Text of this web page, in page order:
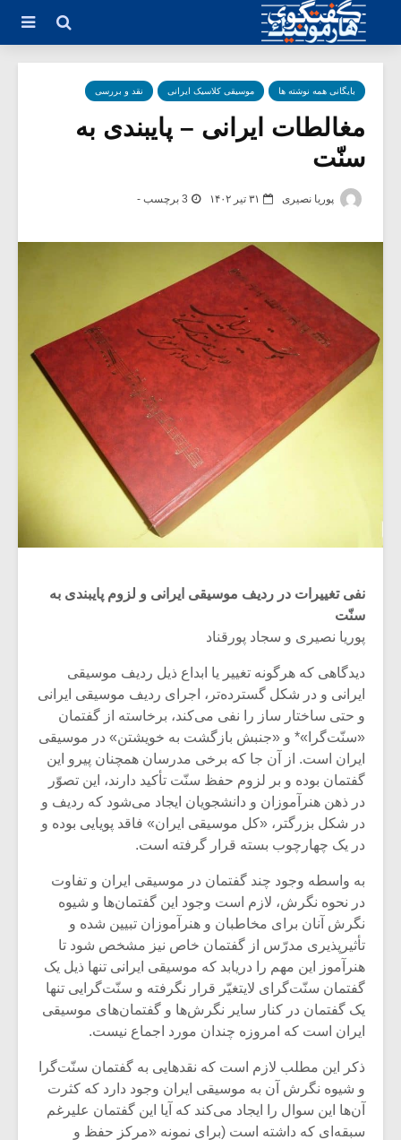
بایگانی همه نوشته ها موسیقی کلاسیک ایرانی نقد و بررسی
مغالطات ایرانی – پایبندی به
سنّت
پوریا نصیری ۳۱ تیر ۱۴۰۲ 3 برچسب -
نفی تغییرات در ردیف موسیقی ایرانی و لزوم پایبندی به
سنّت
پوریا نصیری و سجاد پورقناد
دیدگاهی که هرگونه تغییر یا ابداع ذیل ردیف موسیقی
ایرانی و در شکل گسترده‌تر، اجرای ردیف موسیقی ایرانی
و حتی ساختار ساز را نفی می‌کند، برخاسته از گفتمان
«سنّت‌گرا»* و «جنبش بازگشت به خویشتن» در موسیقی
ایران است. از آن جا که برخی مدرسان همچنان پیرو این
گفتمان بوده و بر لزوم حفظ سنّت تأکید دارند، این تصوّر
در ذهن هنرآموزان و دانشجویان ایجاد می‌شود که ردیف و
در شکل بزرگتر، «کل موسیقی ایران» فاقد پویایی بوده و
در یک چهارچوب بسته قرار گرفته است.
به واسطه وجود چند گفتمان در موسیقی ایران و تفاوت
در نحوه نگرش، لازم است وجود این گفتمان‌ها و شیوه
نگرش آنان برای مخاطبان و هنرآموزان تبیین شده و
تأثیرپذیری مدرّس از گفتمان خاص نیز مشخص شود تا
هنرآموز این مهم را دریابد که موسیقی ایرانی تنها ذیل یک
گفتمان سنّت‌گرای لایتغیّر قرار نگرفته و سنّت‌گرایی تنها
یک گفتمان در کنار سایر نگرش‌ها و گفتمان‌های موسیقی
ایران است که امروزه چندان مورد اجماع نیست.
ذکر این مطلب لازم است که نقدهایی به گفتمان سنّت‌گرا
و شیوه نگرش آن به موسیقی ایران وجود دارد که کثرت
آن‌ها این سوال را ایجاد می‌کند که آیا این گفتمان علیرغم
سبقه‌ای که داشته است (برای نمونه «مرکز حفظ و